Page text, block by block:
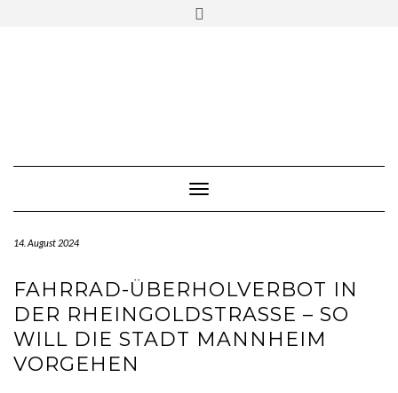
Toggle Navigation
14. August 2024
FAHRRAD-ÜBERHOLVERBOT IN
DER RHEINGOLDSTRASSE – SO W
ILL DIE STADT MANNHEIM V
ORGEHEN